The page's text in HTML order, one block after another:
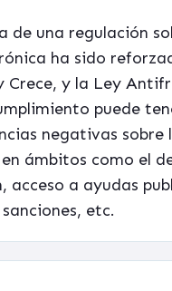
de una regulación
ha sido
Crece, y la Ley
puede
negativas sobre
ámbitos como el
acceso a ayudas
sanciones, etc.